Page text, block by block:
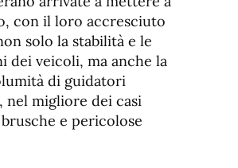
con il loro accresciuto
solo la stabilità e le
dei veicoli, ma anche la
di guidatori
nel migliore dei casi
e pericolose